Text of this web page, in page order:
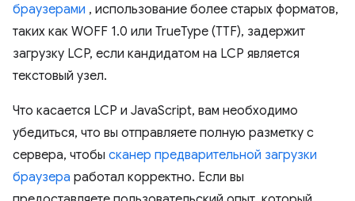
браузерами , использование более старых форматов,
таких как WOFF 1.0 или TrueType (TTF), задержит
загрузку LCP, если кандидатом на LCP является
текстовый узел.
Что касается LCP и JavaScript, вам необходимо
убедиться, что вы отправляете полную разметку с
сервера, чтобы сканер предварительной загрузки
браузера работал корректно. Если вы